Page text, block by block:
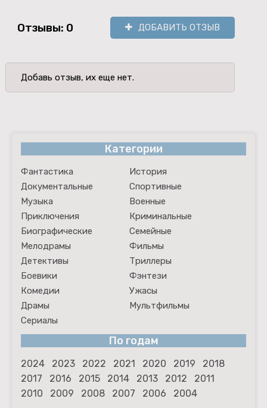
Отзывы: 0 ДОБАВИТЬ ОТЗЫВ
Добавь отзыв, их еще нет.
Категории
Фантастика
История
Документальные
Спортивные
Музыка
Военные
Приключения
Криминальные
Биографические
Семейные
Мелодрамы
Фильмы
Детективы
Триллеры
Боевики
Фэнтези
Комедии
Ужасы
Драмы
Мультфильмы
Сериалы
По годам
2024 2023 2022 2021 2020 2019
2018
2017
2016 2015 2014 2013 2012
2011
2010
2009 2008 2007 2006 2004